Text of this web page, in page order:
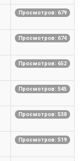
Просмотров: 679
Просмотров: 674
Просмотров: 652
Просмотров: 545
Просмотров: 538
Просмотров: 519